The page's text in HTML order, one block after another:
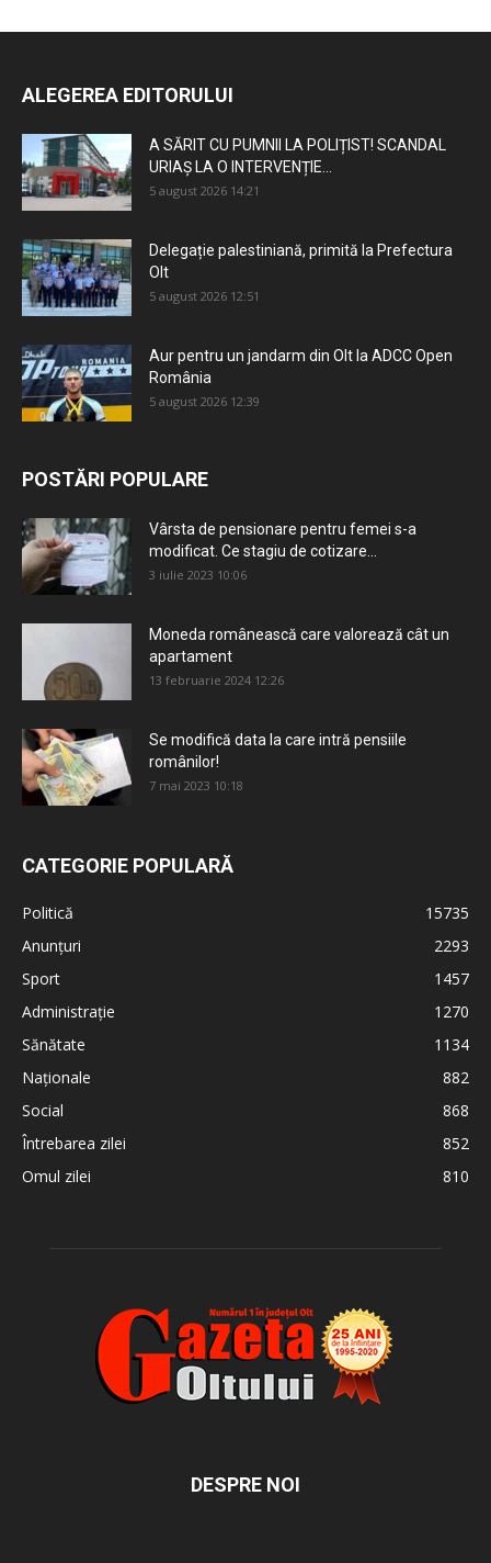
ALEGEREA EDITORULUI
A SĂRIT CU PUMNII LA POLIȚIST! SCANDAL
URIAȘ LA O INTERVENȚIE...
5 august 2026 14:21
Delegație palestiniană, primită la Prefectura
Olt
5 august 2026 12:51
Aur pentru un jandarm din Olt la ADCC Open
România
5 august 2026 12:39
POSTĂRI POPULARE
Vârsta de pensionare pentru femei s-a
modificat. Ce stagiu de cotizare...
3 iulie 2023 10:06
Moneda românească care valorează cât un
apartament
13 februarie 2024 12:26
Se modifică data la care intră pensiile
românilor!
7 mai 2023 10:18
CATEGORIE POPULARĂ
Politică
15735
Anunțuri
2293
Sport
1457
Administrație
1270
Sănătate
1134
Naționale
882
Social
868
Întrebarea zilei
852
Omul zilei
810
DESPRE NOI